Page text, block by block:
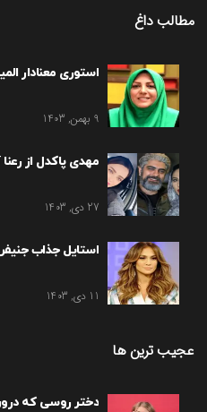
مطالب داغ
استوری معنادار
9 بهمن, 1403
مهدی پاکدل از
27 دی, 1403
استایل جذاب
11 دی, 1403
عجیب ترین ها
دختر روسی که